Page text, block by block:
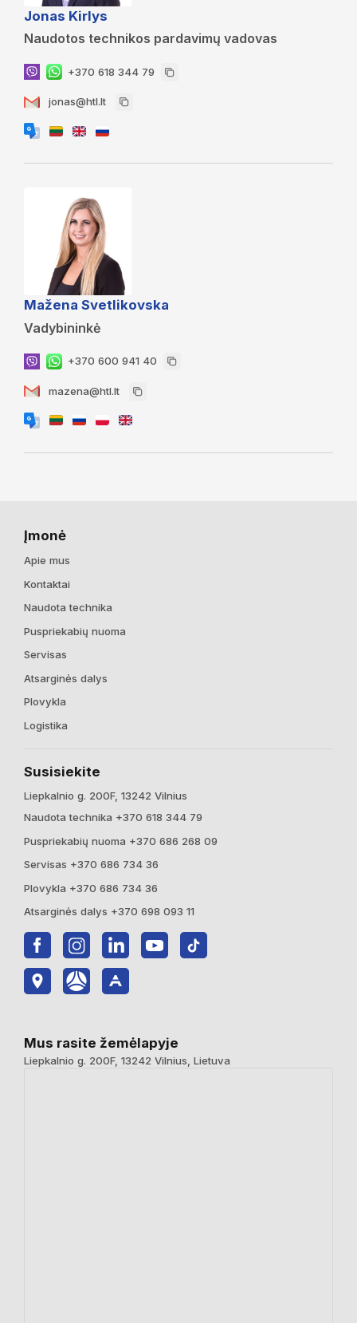
Jonas Kirlys
Naudotos technikos pardavimų vadovas
+370 618 344 79
jonas@htl.lt
Mažena Svetlikovska
Vadybininkė
+370 600 941 40
mazena@htl.lt
Įmonė
Apie mus
Kontaktai
Naudota technika
Puspriekabių nuoma
Servisas
Atsarginės dalys
Plovykla
Logistika
Susisiekite
Liepkalnio g. 200F, 13242 Vilnius
Naudota technika +370 618 344 79
Puspriekabių nuoma +370 686 268 09
Servisas +370 686 734 36
Plovykla +370 686 734 36
Atsarginės dalys +370 698 093 11
Mus rasite žemėlapyje
Liepkalnio g. 200F, 13242 Vilnius, Lietuva